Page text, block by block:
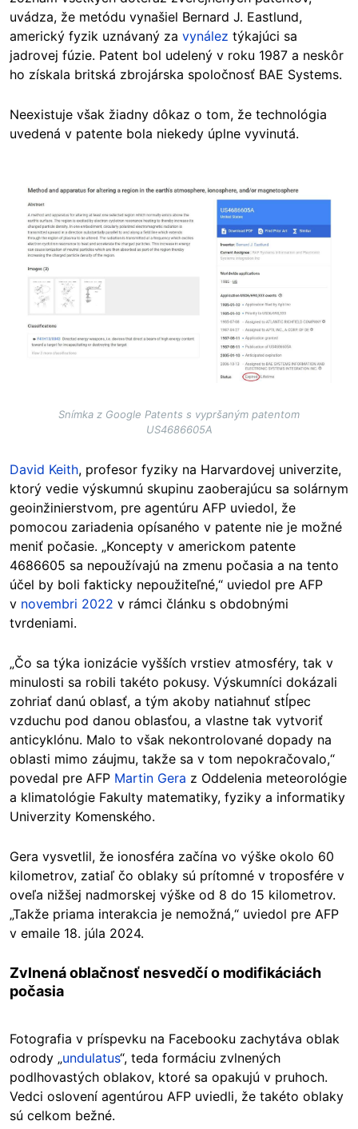
uvádza, že metódu vynašiel Bernard J. Eastlund,
americký fyzik uznávaný za vynález týkajúci sa
jadrovej fúzie. Patent bol udelený v roku 1987 a neskôr
ho získala britská zbrojárska spoločnosť BAE Systems.
Neexistuje však žiadny dôkaz o tom, že technológia
uvedená v patente bola niekedy úplne vyvinutá.
Image
Snímka z Google Patents s vypršaným patentom
US4686605A
David Keith, profesor fyziky na Harvardovej univerzite,
ktorý vedie výskumnú skupinu zaoberajúcu sa solárnym
geoinžinierstvom, pre agentúru AFP uviedol, že
pomocou zariadenia opísaného v patente nie je možné
meniť počasie. „Koncepty v americkom patente
4686605 sa nepoužívajú na zmenu počasia a na tento
účel by boli fakticky nepoužiteľné,“ uviedol pre AFP
v novembri 2022 v rámci článku s obdobnými
tvrdeniami.
„Čo sa týka ionizácie vyšších vrstiev atmosféry, tak v
minulosti sa robili takéto pokusy. Výskumníci dokázali
zohriať danú oblasť, a tým akoby natiahnuť stĺpec
vzduchu pod danou oblasťou, a vlastne tak vytvoriť
anticyklónu. Malo to však nekontrolované dopady na
oblasti mimo záujmu, takže sa v tom nepokračovalo,“
povedal pre AFP Martin Gera z Oddelenia meteorológie
a klimatológie Fakulty matematiky, fyziky a informatiky
Univerzity Komenského.
Gera vysvetlil, že ionosféra začína vo výške okolo 60
kilometrov, zatiaľ čo oblaky sú prítomné v troposfére v
oveľa nižšej nadmorskej výške od 8 do 15 kilometrov.
„Takže priama interakcia je nemožná,“ uviedol pre AFP
v emaile 18. júla 2024.
Zvlnená oblačnosť nesvedčí o modifikáciách
počasia
Fotografia v príspevku na Facebooku zachytáva oblak
odrody „undulatus“, teda formáciu zvlnených
podlhovastých oblakov, ktoré sa opakujú v pruhoch.
Vedci oslovení agentúrou AFP uviedli, že takéto oblaky
sú celkom bežné.